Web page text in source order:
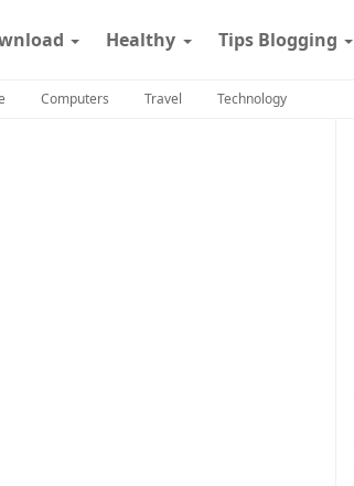
Healthy Tips Blogging
Computers Travel Technology